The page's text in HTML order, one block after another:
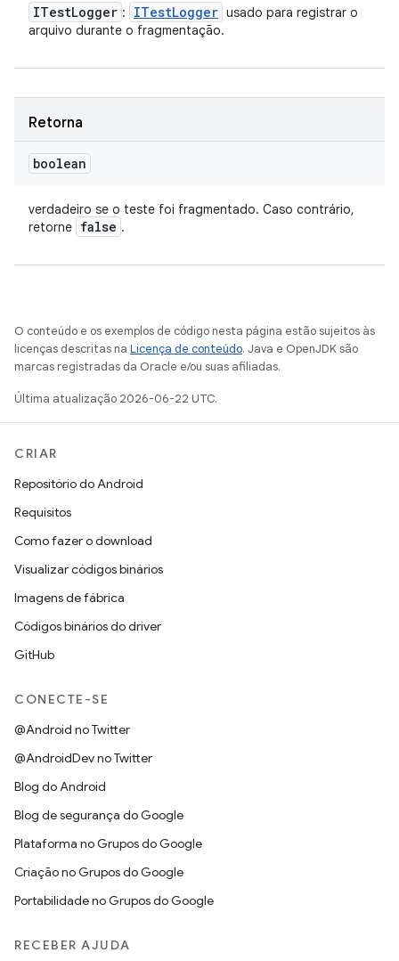
ITestLogger : ITestLogger usado para registrar o
arquivo durante o fragmentação.
Retorna
boolean
verdadeiro se o teste foi fragmentado. Caso contrário,
retorne false .
O conteúdo e os exemplos de código nesta página estão sujeitos às
licenças descritas na Licença de conteúdo. Java e OpenJDK são
marcas registradas da Oracle e/ou suas afiliadas.
Última atualização 2026-06-22 UTC.
CRIAR
Repositório do Android
Requisitos
Como fazer o download
Visualizar códigos binários
Imagens de fábrica
Códigos binários do driver
GitHub
CONECTE-SE
@Android no Twitter
@AndroidDev no Twitter
Blog do Android
Blog de segurança do Google
Plataforma no Grupos do Google
Criação no Grupos do Google
Portabilidade no Grupos do Google
RECEBER AJUDA